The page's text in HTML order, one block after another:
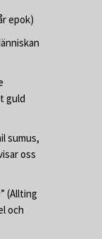
epok)
guld
sumus,
oss
(Allting
och